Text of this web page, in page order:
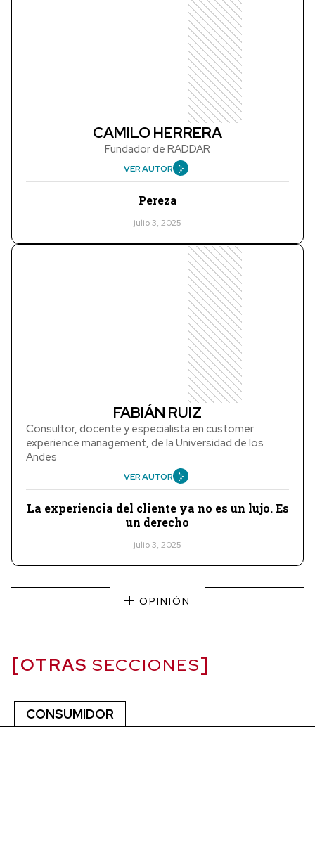
CAMILO HERRERA
Fundador de RADDAR
VER AUTOR
Pereza
julio 3, 2025
FABIÁN RUIZ
Consultor, docente y especialista en customer
experience management, de la Universidad de los
Andes
VER AUTOR
La experiencia del cliente ya no es un lujo. Es
un derecho
julio 3, 2025
OPINIÓN
OTRAS SECCIONES
CONSUMIDOR